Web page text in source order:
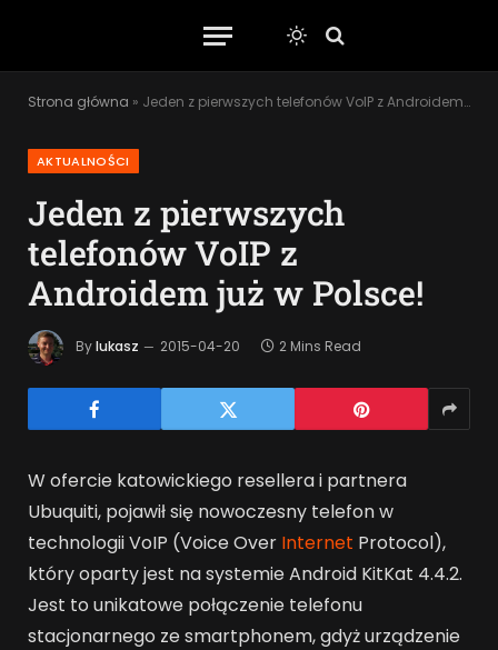
Strona główna » Jeden z pierwszych telefonów VoIP z Androidem już w Polsce!
AKTUALNOŚCI
Jeden z pierwszych
telefonów VoIP z
Androidem już w Polsce!
Bylukasz 2015-04-20 2 Mins Read
W ofercie katowickiego resellera i partnera
Ubuquiti, pojawił się nowoczesny telefon w
technologii VoIP (Voice Over Internet Protocol),
który oparty jest na systemie Android KitKat 4.4.2.
Jest to unikatowe połączenie telefonu
stacjonarnego ze smartphonem, gdyż urządzenie